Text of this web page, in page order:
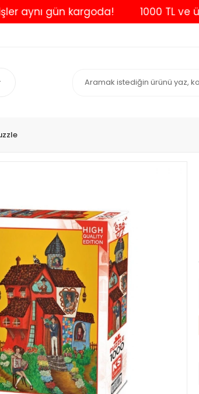
gün kargoda! 1000 TL ve üzeri